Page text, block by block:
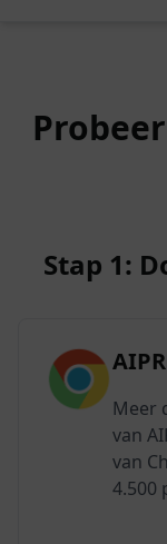
Stap 1:
Meer
van
van
4.500